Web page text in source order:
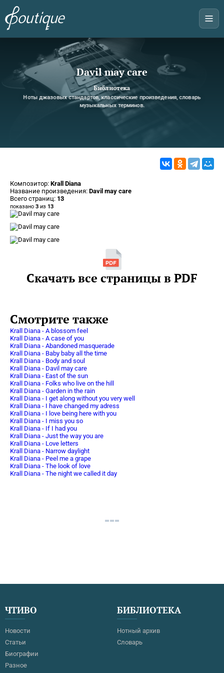
Davil may care
Библиотека
Ноты джазовых стандартов, классические произведения, словарь
музыкальных терминов.
Композитор: Krall Diana
Название произведения: Davil may care
Всего страниц: 13
показано 3 из 13
Скачать все страницы в PDF
Смотрите также
Krall Diana - A blossom feel
Krall Diana - A case of you
Krall Diana - Abandoned masquerade
Krall Diana - Baby baby all the time
Krall Diana - Body and soul
Krall Diana - Davil may care
Krall Diana - East of the sun
Krall Diana - Folks who live on the hill
Krall Diana - Garden in the rain
Krall Diana - I get along without you very well
Krall Diana - I have changed my adress
Krall Diana - I love being here with you
Krall Diana - I miss you so
Krall Diana - If I had you
Krall Diana - Just the way you are
Krall Diana - Love letters
Krall Diana - Narrow daylight
Krall Diana - Peel me a grape
Krall Diana - The look of love
Krall Diana - The night we called it day
ЧТИВО
Новости
Статьи
Биографии
Разное
БИБЛИОТЕКА
Нотный архив
Словарь